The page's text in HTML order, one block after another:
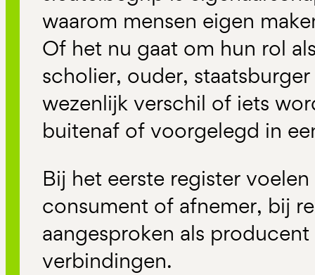
waarom mensen eigen
Of het nu gaat om hun rol
scholier, ouder,
wezenlijk verschil of iets
buitenaf of voorgelegd in
Bij het eerste register
consument of afnemer, bij
aangesproken als
verbindingen.